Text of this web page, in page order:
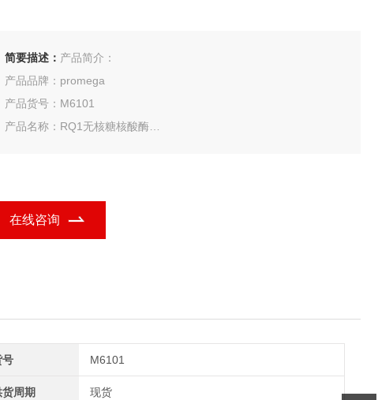
简要描述： 产品简介：
产品品牌：promega
产品货号：M6101
产品名称：RQ1无核糖核酸酶
在线咨询
号 M6101
周期 现货